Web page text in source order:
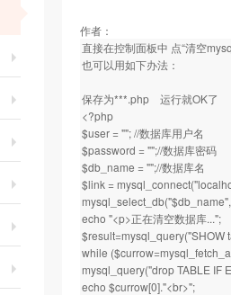
作者：
直接在控制面板中 点“清空
也可以用如下办法：
保存为***.php 运行就OK了
<?php
$user = ""; //数据库用户名
$password = "";//数据库密码
$db_name = "";//数据库名
$link =
echo "<p>正在清空数据库...";
$result=mysql_query("SHOW
while
mysql_query("drop TABLE IF
echo $currow[0]."<br>";